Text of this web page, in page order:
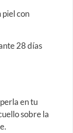
con
28 días
en tu
sobre la